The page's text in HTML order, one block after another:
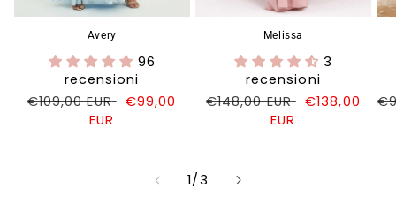
Avery
96
recensioni
Prezzo
€109,00 EUR
Prezzo
€99,00
EUR
Melissa
3
recensioni
Prezzo
€148,00 EUR
Prezzo
€138,00
EUR
1/
su3